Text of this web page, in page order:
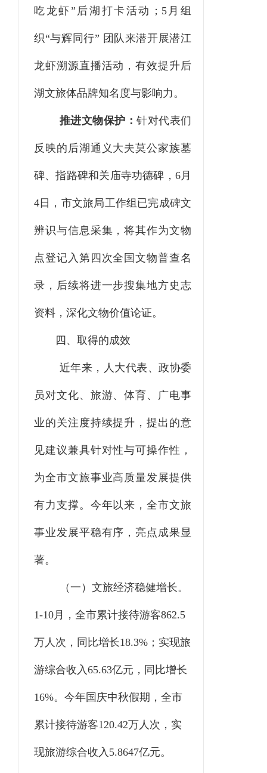
吃龙虾”后湖打卡活动；5月组
织“与辉同行” 团队来潜开展潜江
龙虾溯源直播活动，有效提升后
湖文旅体品牌知名度与影响力。
推进文物保护：针对代表们
反映的 后湖通义大夫莫公家族墓
碑、指路碑和关庙寺功德碑， 6月
4日，市文旅局工作组已完成碑文
辨识与信息采集，将其作为文物
点登记入第四次全国文物普查名
录，后续将进一步搜集地方史志
资料，深化文物价值论证。
四、取得的成效
近年来，人大代表、政协委
员对文化、旅游、体育、广电事
业的关注度持续提升，提出的意
见建议兼具针对性与可操作性，
为全市文旅事业高质量发展提供
有力支撑。今年以来，全市文旅
事业发展平稳有序，亮点成果显
著。
（一） 文旅经济稳健增长。
1-10月，全市累计接待游客862.5
万人次，同比增长18.3%；实现旅
游综合收入65.63亿元，同比增长
16%。今年国庆中秋假期，全市
累计接待游客120.42万人次，实
现旅游综合收入5.8647亿元。